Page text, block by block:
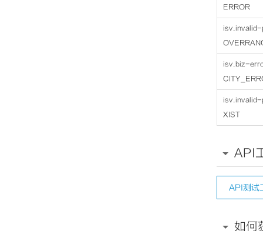
ERROR
isv.invalid-
isv.biz-
isv.invalid-
XIST
API
API测试
如何